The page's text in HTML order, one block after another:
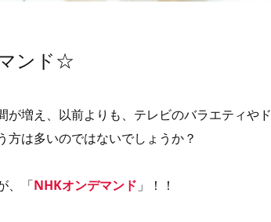
ンド☆
増え、以前よりも、テレビのバラエティやド
は多いのではないでしょうか？
、「NHKオンデマンド 」！！